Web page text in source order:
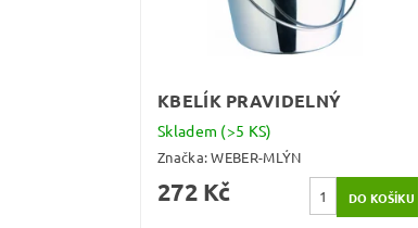
KBELÍK PRAVIDELNÝ
Skladem (>5 KS)
Značka:WEBER-MLÝN
272 Kč